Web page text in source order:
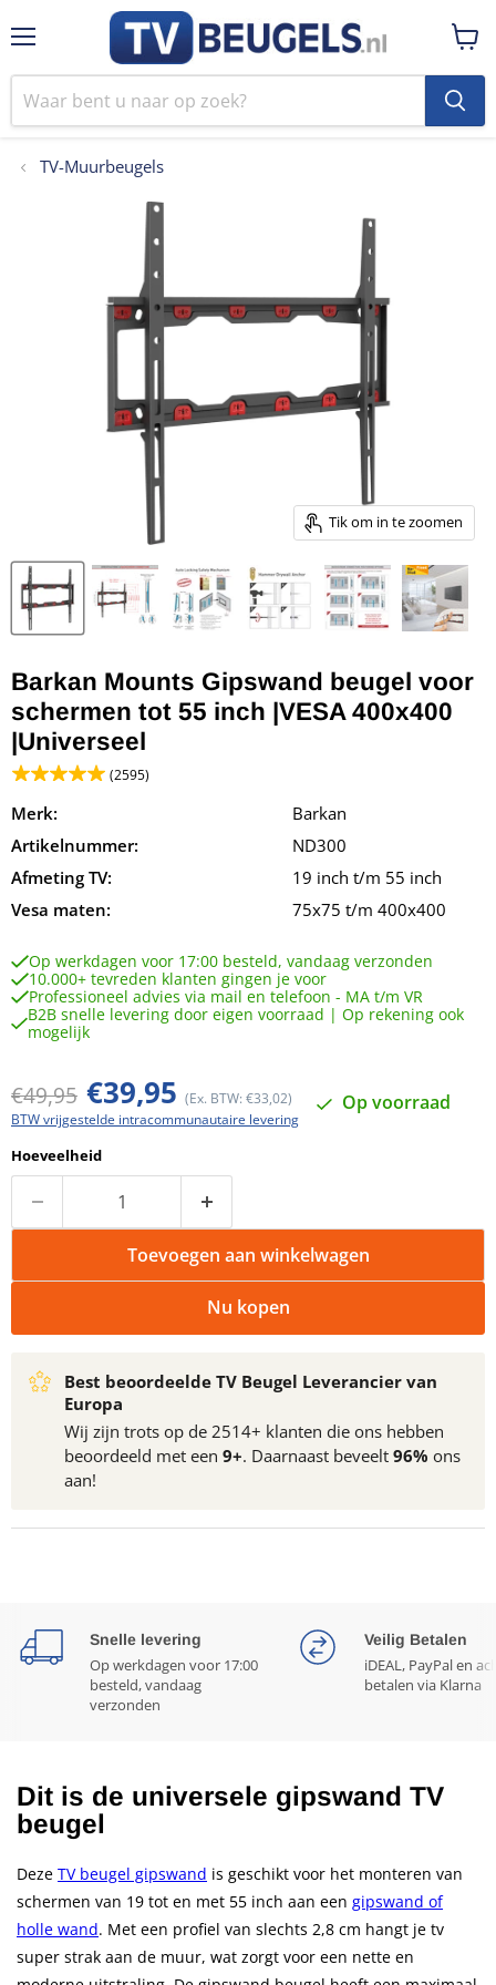
TV-Muurbeugels
Tik om in te zoomen
Barkan Mounts Gipswand beugel voor
schermen tot 55 inch |VESA 400x400
|Universeel
(2595)
Merk:
Barkan
Artikelnummer:
ND300
Afmeting TV:
19 inch t/m 55 inch
Vesa maten:
75x75 t/m 400x400
Op werkdagen voor 17:00 besteld, vandaag verzonden
10.000+ tevreden klanten gingen je voor
Professioneel advies via mail en telefoon - MA t/m VR
B2B snelle levering door eigen voorraad | Op rekening ook
mogelijk
Oorspronkelijke prijs
€49,95 Huidige prijs
€39,95 (Ex. BTW: €33,02)
BTW vrijgestelde intracommunautaire levering
Op voorraad
Hoeveelheid
Toevoegen aan winkelwagen
Nu kopen
Best beoordeelde TV Beugel Leverancier van
Europa
Wij zijn trots op de 2514+ klanten die ons hebben
beoordeeld met een 9+. Daarnaast beveelt 96% ons
aan!
Snelle levering
Op werkdagen voor 17:00
besteld, vandaag
verzonden
Veilig Betalen
iDEAL, PayPal en
betalen via Klarna
Dit is de universele gipswand TV
beugel
Deze TV beugel gipswand is geschikt voor het monteren van
schermen van 19 tot en met 55 inch aan een gipswand of
holle wand. Met een profiel van slechts 2,8 cm hangt je tv
super strak aan de muur, wat zorgt voor een nette en